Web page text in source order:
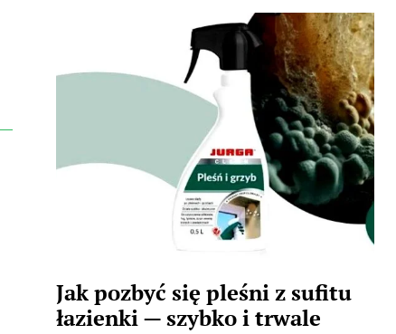
Jak pozbyć się pleśni z sufitu
łazienki — szybko i trwale